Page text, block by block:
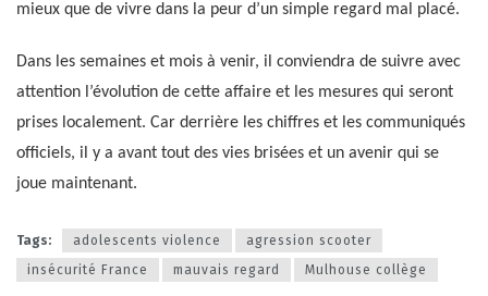
mieux que de vivre dans la peur d’un simple regard mal placé.
Dans les semaines et mois à venir, il conviendra de suivre avec
attention l’évolution de cette affaire et les mesures qui seront
prises localement. Car derrière les chiffres et les communiqués
officiels, il y a avant tout des vies brisées et un avenir qui se
joue maintenant.
Tags: adolescents violence
agression scooter
insécurité France
mauvais regard Mulhouse collège